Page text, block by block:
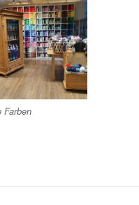
Farben